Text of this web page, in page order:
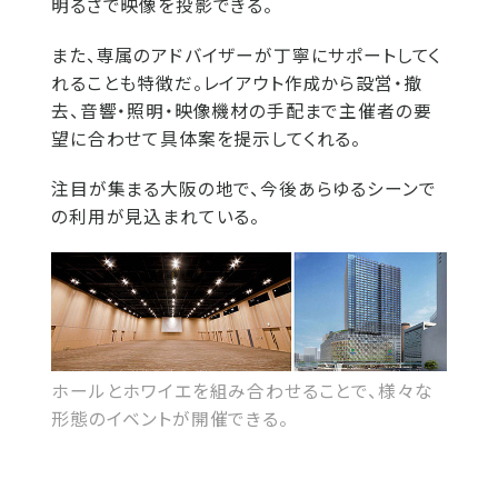
また、専属のアドバイザーが丁寧にサポートしてく
れることも特徴だ。レイアウト作成から設営・撤
去、音響・照明・映像機材の手配まで主催者の要
望に合わせて具体案を提示してくれる。
注目が集まる大阪の地で、今後あらゆるシーンで
の利用が見込まれている。
ホールとホワイエを組み合わせることで、様々な
形態のイベントが開催できる。